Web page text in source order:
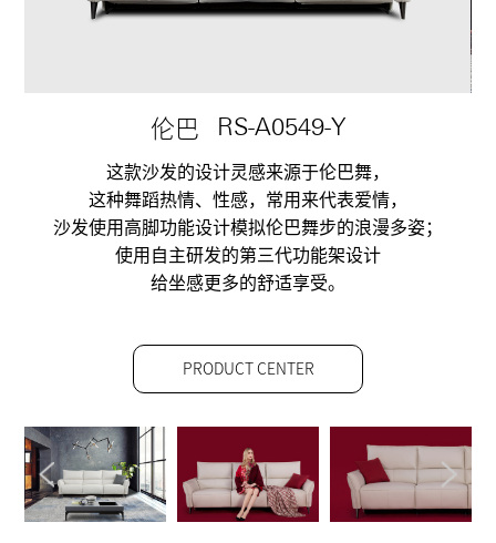
伦巴 RS-A0549-Y
这款沙发的设计灵感来源于伦巴舞，
这种舞蹈热情、性感，常用来代表爱情，
沙发使用高脚功能设计模拟伦巴舞步的浪漫多姿；
使用自主研发的第三代功能架设计
给坐感更多的舒适享受。
PRODUCT CENTER